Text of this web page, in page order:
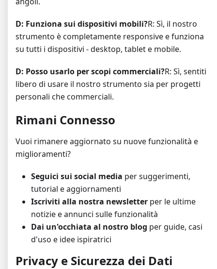
D: Funziona sui dispositivi mobili?R: Sì, il nostro
strumento è completamente responsive e funziona
su tutti i dispositivi - desktop, tablet e mobile.
D: Posso usarlo per scopi commerciali?R: Sì, sentiti
libero di usare il nostro strumento sia per progetti
personali che commerciali.
Rimani Connesso
Vuoi rimanere aggiornato su nuove funzionalità e
miglioramenti?
Seguici sui social media per suggerimenti,
tutorial e aggiornamenti
Iscriviti alla nostra newsletter per le ultime
notizie e annunci sulle funzionalità
Dai un'occhiata al nostro blog per guide, casi
d'uso e idee ispiratrici
Privacy e Sicurezza dei Dati